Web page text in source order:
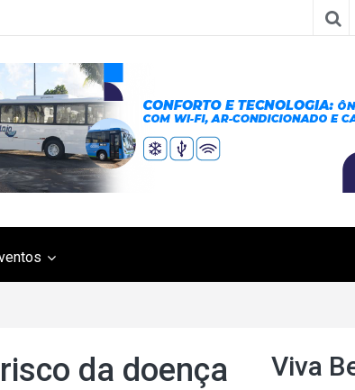
da doença Viva